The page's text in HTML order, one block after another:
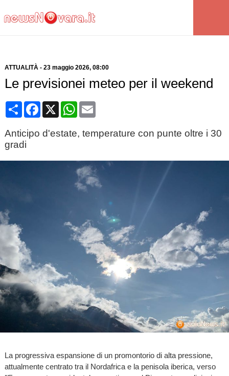
ATTUALITÀ- 23 maggio 2026, 08:00
Le previsionei meteo per il weekend
CondividiFacebook
X WhatsApp
Email
Anticipo d'estate, temperature con punte oltre i 30
gradi
La progressiva espansione di un promontorio di alta pressione,
attualmente centrato tra il Nordafrica e la penisola iberica, verso